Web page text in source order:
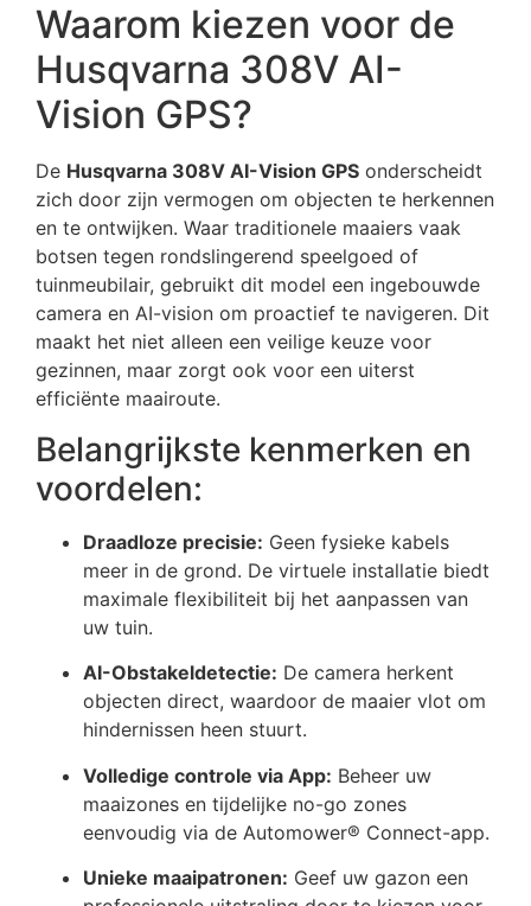
Waarom kiezen voor de
Husqvarna 308V AI-
Vision GPS?
De Husqvarna 308V AI-Vision GPS onderscheidt
zich door zijn vermogen om objecten te herkennen
en te ontwijken. Waar traditionele maaiers vaak
botsen tegen rondslingerend speelgoed of
tuinmeubilair, gebruikt dit model een ingebouwde
camera en AI-vision om proactief te navigeren. Dit
maakt het niet alleen een veilige keuze voor
gezinnen, maar zorgt ook voor een uiterst
efficiënte maairoute.
Belangrijkste kenmerken en
voordelen:
Draadloze precisie: Geen fysieke kabels
meer in de grond. De virtuele installatie biedt
maximale flexibiliteit bij het aanpassen van
uw tuin.
AI-Obstakeldetectie: De camera herkent
objecten direct, waardoor de maaier vlot om
hindernissen heen stuurt.
Volledige controle via App: Beheer uw
maaizones en tijdelijke no-go zones
eenvoudig via de Automower® Connect-app.
Unieke maaipatronen: Geef uw gazon een